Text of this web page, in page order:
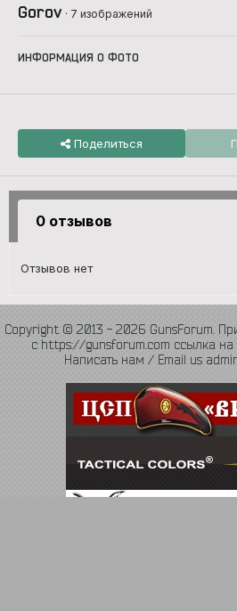
Gorov · 7 изображений
ИНФОРМАЦИЯ О ФОТО
Поделиться
0 отзывов
Отзывов нет
Copyright © 2013 - 2026 GunsForum.
с https://gunsforum.com ссылка на
Написать нам / Email us